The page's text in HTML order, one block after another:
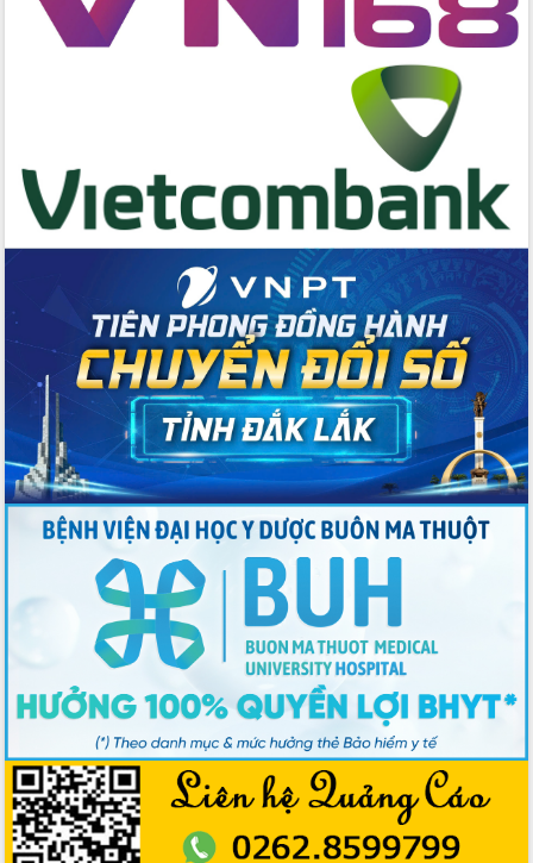
Phó Thủ tướng Chính phủ Mai Văn
Chính chia sẻ, động viên người dân
Tập trung đẩy nhanh giải ngân nguồn
vốn các chương trình mục tiêu quốc
gia
Xã Ea H'leo giữ vững và nâng cao chất
lượng các tiêu chí nông thôn mới
Công bố quyết định của Ban Thường
vụ Tỉnh ủy về công tác cán bộ
Nâng cao trách nhiệm người đứng
đầu, phát huy tinh thần chủ động,
sáng tạo để đảm bảo tiến độ giải ngân
vốn đầu tư công năm 2025
Sở Công Thương đột phá số hóa 100%
thủ tục trực tuyến lấy sự hài lòng của
doanh nghiệp làm thước đo phục vụ
Đảm bảo công tác bầu cử triển khai
đúng tiến độ, quy trình theo luật định
Ban Tuyên giáo và Dân vận Trung ương
tập huấn công tác khoa giáo năm 2025
Đắk Lắk hưởng ứng Ngày Pháp luật
Việt Nam 2025 và biểu dương 25 tập
thể, cá nhân tiêu biểu
Hội nghị lần thứ nhất Ban Chỉ đạo
công tác bầu cử tỉnh Đắk Lắk
Hội nghị UBND tỉnh thường kỳ tháng
10 năm 2025
Kỳ họp chuyên đề lần thứ Ba, HĐND
tỉnh khóa X